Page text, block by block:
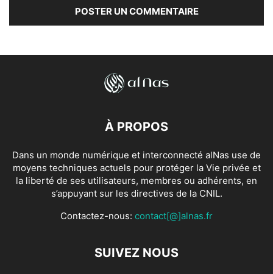
À PROPOS
Dans un monde numérique et interconnecté alNas use de
moyens techniques actuels pour protéger la Vie privée et
la liberté de ses utilisateurs, membres ou adhérents, en
s’appuyant sur les directives de la CNIL.
Contactez-nous: contact[@]alnas.fr
SUIVEZ NOUS